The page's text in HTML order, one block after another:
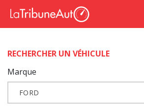
RECHERCHER UN VÉHICULE
Marque
FORD